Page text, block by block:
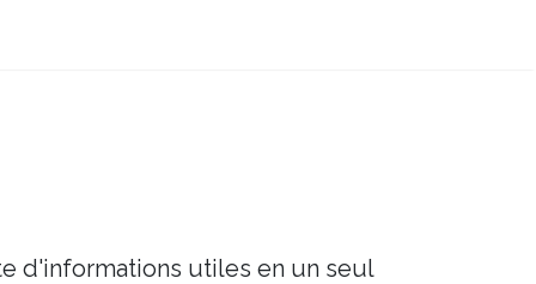
d'informations utiles en un seul